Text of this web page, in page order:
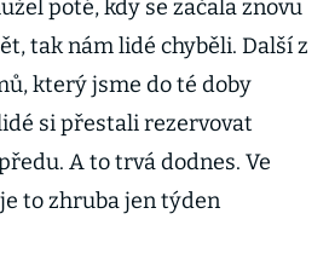
poté, kdy se začala znovu
tak nám lidé chyběli. Další z
který jsme do té doby
si přestali rezervovat
A to trvá dodnes. Ve
to zhruba jen týden